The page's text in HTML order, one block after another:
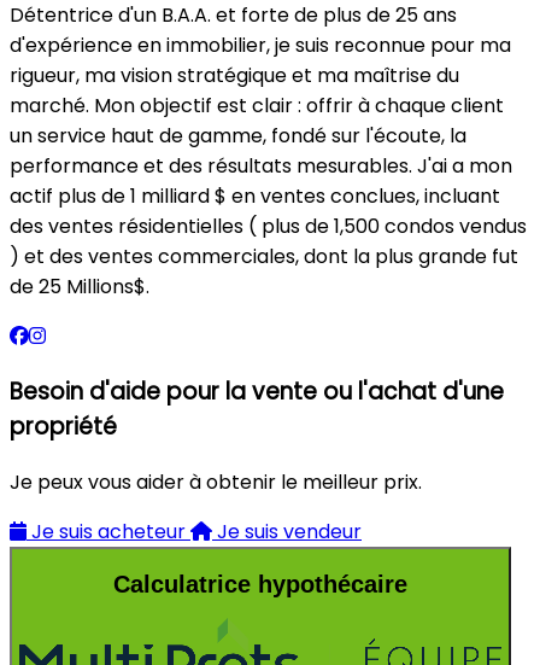
Détentrice d'un B.A.A. et forte de plus de 25 ans
d'expérience en immobilier, je suis reconnue pour ma
rigueur, ma vision stratégique et ma maîtrise du
marché. Mon objectif est clair : offrir à chaque client
un service haut de gamme, fondé sur l'écoute, la
performance et des résultats mesurables. J'ai a mon
actif plus de 1 milliard $ en ventes conclues, incluant
des ventes résidentielles ( plus de 1,500 condos vendus
) et des ventes commerciales, dont la plus grande fut
de 25 Millions$.
Besoin d'aide pour la vente ou l'achat d'une
propriété
Je peux vous aider à obtenir le meilleur prix.
Je suis acheteur
Je suis vendeur
Calculatrice hypothécaire